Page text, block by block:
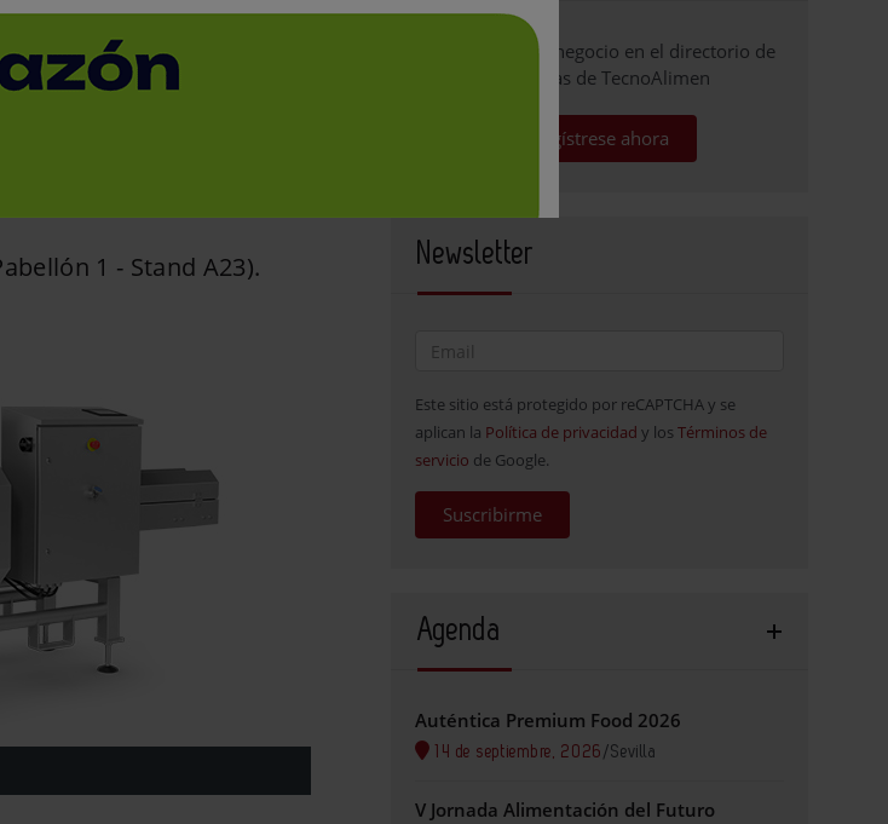
1 - Stand A23).
Promocione su negocio en el directorio de
empresas de TecnoAlimen
Regístrese ahora
Newsletter
Este sitio está protegido por reCAPTCHA y se
aplican la Política de privacidad y losTérminos de
servicio de Google.
Suscribirme
Agenda
Auténtica Premium Food 2026
14 de septiembre, 2026 /Sevilla
V Jornada Alimentación del Futuro